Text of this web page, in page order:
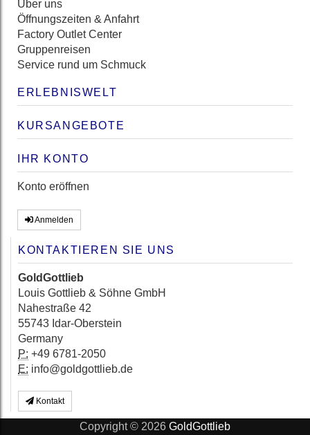
Über uns
Öffnungszeiten & Anfahrt
Factory Outlet Center
Gruppenreisen
Service rund um Schmuck
ERLEBNISWELT
KURSANGEBOTE
IHR KONTO
Konto eröffnen
Anmelden
KONTAKTIEREN SIE UNS
GoldGottlieb
Louis Gottlieb & Söhne GmbH
Nahestraße 42
55743 Idar-Oberstein
Germany
P: +49 6781-2050
E: info@goldgottlieb.de
Kontakt
Copyright © 2026 GoldGottlieb